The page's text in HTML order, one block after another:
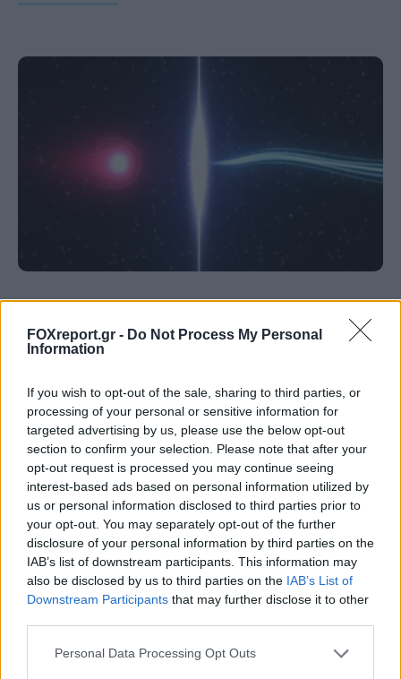
FOXreport.gr - Do Not Process My Personal
Information
If you wish to opt-out of the sale, sharing to third parties, or
processing of your personal or sensitive information for
targeted advertising by us, please use the below opt-out
section to confirm your selection. Please note that after your
opt-out request is processed you may continue seeing
interest-based ads based on personal information utilized by
us or personal information disclosed to third parties prior to
your opt-out. You may separately opt-out of the further
disclosure of your personal information by third parties on the
IAB’s list of downstream participants. This information may
also be disclosed by us to third parties on the IAB’s List of
Downstream Participants that may further disclose it to other
Personal Data Processing Opt Outs
Στον «καθρεφτένιο κόσμο» τα σωματίδια
μετατρέπονται σε κβαντικά κύματα –
Λύνεται το παράδοξο του μαγνητικού
ΕΠΙΣΤΉΜΗ 19:00, 10/08/2026